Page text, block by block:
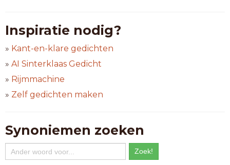
Inspiratie nodig?
» Kant-en-klare gedichten
» AI Sinterklaas Gedicht
» Rijmmachine
» Zelf gedichten maken
Synoniemen zoeken